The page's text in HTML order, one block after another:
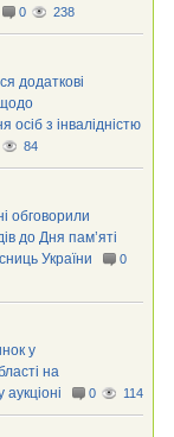
0 238
додаткові
з інвалідністю
84
обговорили
до Дня пам’яті
України
0
у
на
0 114